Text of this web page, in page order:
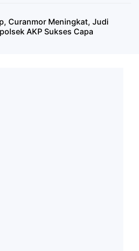
Curanmor Meningkat, Judi
AKP Sukses Capa